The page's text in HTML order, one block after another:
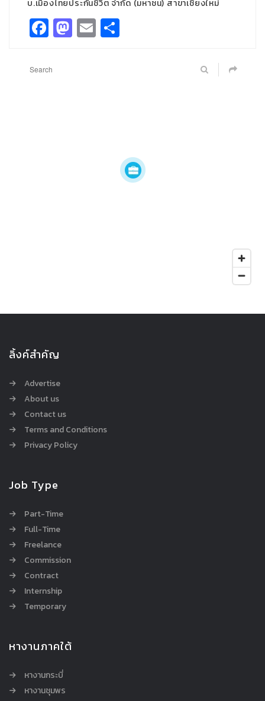
บ.เมืองไทยประกันชีวิต จำกัด (มหาชน) สาขาเชียงใหม่
Facebook
Mastodon
Email
ลิ้งค์สำคัญ
Advertise
About us
Contact us
Terms and Conditions
Privacy Policy
Job Type
Part-Time
Full-Time
Freelance
Commission
Contract
Internship
Temporary
หางานภาคใต้
หางานกระบี่
หางานชุมพร